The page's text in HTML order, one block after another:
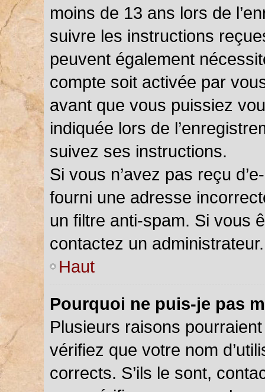
moins de 13 ans lors de
suivre les instructions
peuvent également
compte soit activée par
avant que vous puissiez
indiquée lors de
suivez ses instructions.
Si vous n’avez pas reçu
fourni une adresse
un filtre anti-spam. Si vous
contactez un administrateur.
Haut
Pourquoi ne puis-je pas
Plusieurs raisons
vérifiez que votre nom
corrects. S’ils le sont,